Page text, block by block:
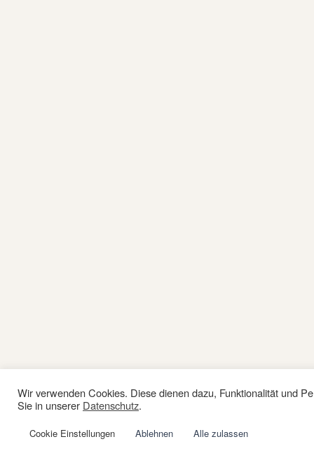
Wir verwenden Cookies. Diese dienen dazu, Funktionalität und
Sie in unserer Datenschutz.
Cookie Einstellungen Ablehnen Alle zulassen